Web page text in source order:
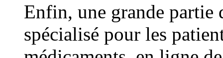
Enfin, une grande partie
spécialisé pour les